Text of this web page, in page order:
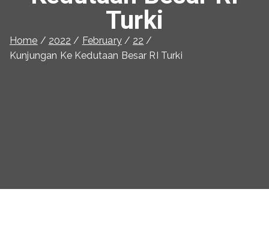
Turki
Home 2022 February
22
Kunjungan Ke Kedutaan Besar RI Turki